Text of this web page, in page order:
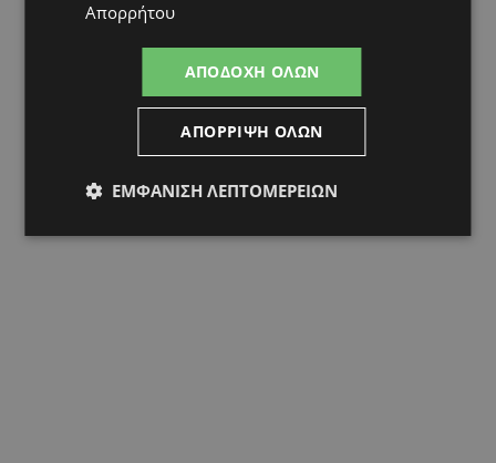
Απορρήτου
ΑΠΟΔΟΧΉ ΌΛΩΝ
ΑΠΌΡΡΙΨΗ ΌΛΩΝ
ΕΜΦΆΝΙΣΗ ΛΕΠΤΟΜΕΡΕΙΏΝ